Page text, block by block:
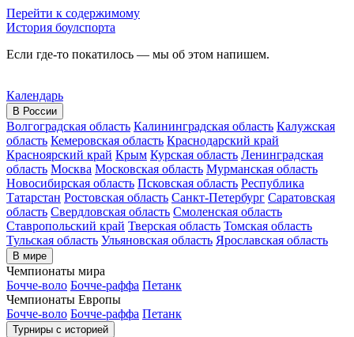
Перейти к содержимому
История боулспорта
Если где-то покатилось — мы об этом напишем.
Календарь
В России
Волгоградская область Калининградская область Калужская
область Кемеровская область Краснодарский край
Красноярский край Крым Курская область Ленинградская
область Москва Московская область Мурманская область
Новосибирская область Псковская область Республика
Татарстан Ростовская область Санкт-Петербург Саратовская
область Свердловская область Смоленская область
Ставропольский край Тверская область Томская область
Тульская область Ульяновская область Ярославская область
В мире
Чемпионаты мира
Бочче-воло Бочче-раффа Петанк
Чемпионаты Европы
Бочче-воло Бочче-раффа Петанк
Турниры с историей